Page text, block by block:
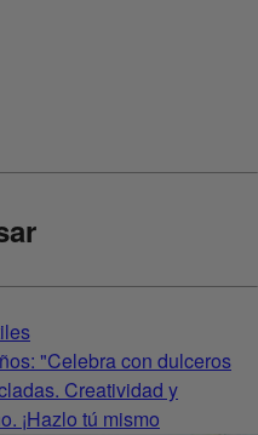
"Celebra con dulceros
Creatividad y
¡Hazlo tú mismo